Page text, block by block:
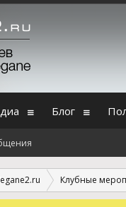
Клубные
Блог